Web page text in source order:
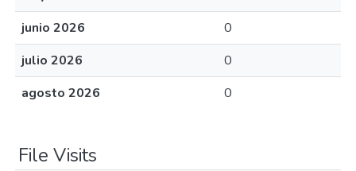
junio 2026
0
julio 2026
0
agosto 2026
0
File Visits